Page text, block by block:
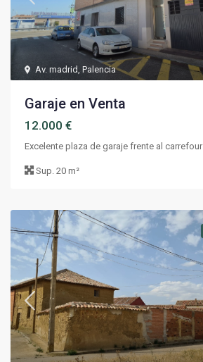
Av. madrid,Palencia
Garaje en Venta
12.000 €
Excelente plaza de garaje frente al carrefour
Sup.20 m²